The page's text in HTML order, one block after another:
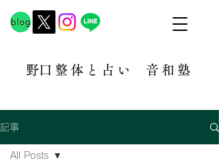
​野口整体と占い 音和塾​
記事
All Posts